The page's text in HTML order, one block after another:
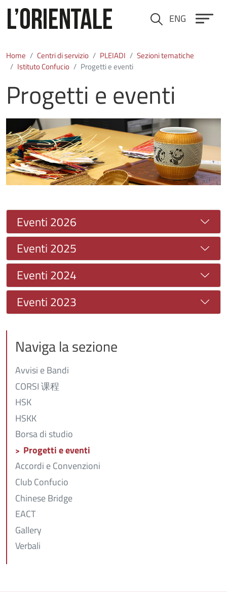
Cerca ENG
Home Centri di servizio PLEIADI
Sezioni tematiche
Istituto Confucio
Progetti e eventi
Progetti e eventi
Immagine
Eventi 2026
Eventi 2025
Eventi 2024
Eventi 2023
Naviga la sezione
Avvisi e Bandi
CORSI 课程
HSK
HSKK
Borsa di studio
Progetti e eventi
Accordi e Convenzioni
Club Confucio
Chinese Bridge
EACT
Gallery
Verbali